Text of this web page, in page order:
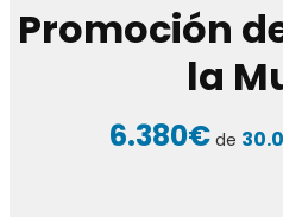
Promoción
la
6.380€ de